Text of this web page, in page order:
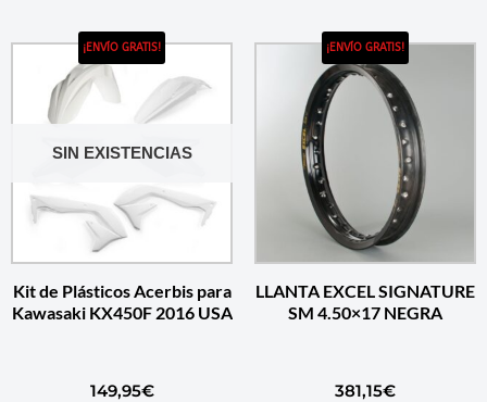
SIN EXISTENCIAS
¡ENVÍO GRATIS!
Kit de Plásticos Acerbis para
Kawasaki KX450F 2016 USA
149,95€
¡ENVÍO GRATIS!
LLANTA EXCEL SIGNATURE
SM 4.50×17 NEGRA
381,15€